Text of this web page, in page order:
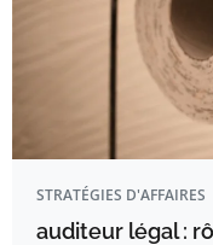
STRATÉGIES D'AFFAIRES
auditeur légal :